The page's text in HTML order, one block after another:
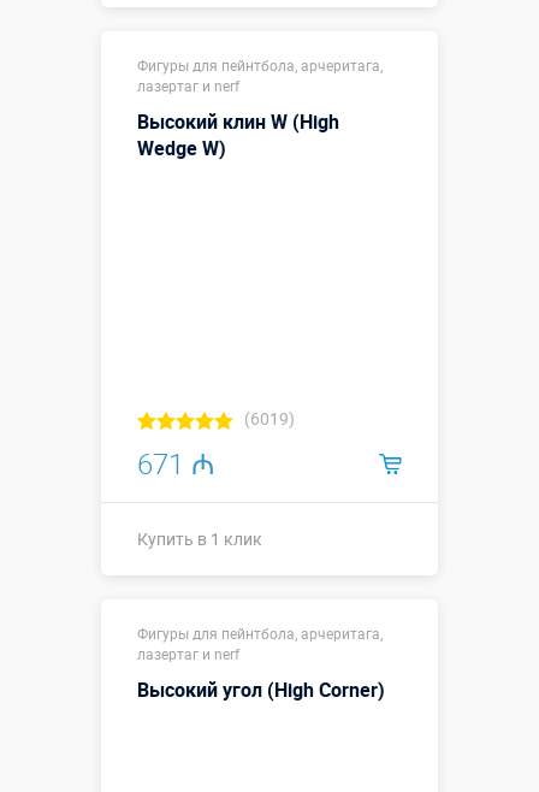
Размеры, м:
1,9
Фигуры для пейнтбола, арчеритага,
лазертаг и nerf
Высокий клин W (High
Wedge W)
(6019)
671 ₼
Купить в 1 клик
Размеры, м:
2,1
Фигуры для пейнтбола, арчеритага,
лазертаг и nerf
Высокий угол (High Corner)